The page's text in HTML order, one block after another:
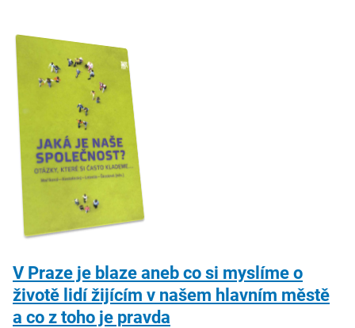
V Praze je blaze aneb co si myslíme o
životě lidí žijícím v našem hlavním městě
a co z toho je pravda